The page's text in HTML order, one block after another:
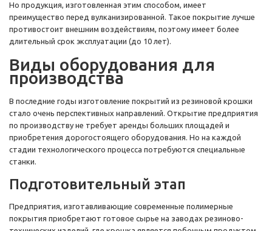
Но продукция, изготовленная этим способом, имеет
преимущество перед вулканизированной. Такое покрытие лучше
противостоит внешним воздействиям, поэтому имеет более
длительный срок эксплуатации (до 10 лет).
Виды оборудования для
производства
В последние годы изготовление покрытий из резиновой крошки
стало очень перспективных направлений. Открытие предприятия
по производству не требует аренды больших площадей и
приобретения дорогостоящего оборудования. Но на каждой
стадии технологического процесса потребуются специальные
станки.
Подготовительный этап
Предприятия, изготавливающие современные полимерные
покрытия приобретают готовое сырье на заводах резиново-